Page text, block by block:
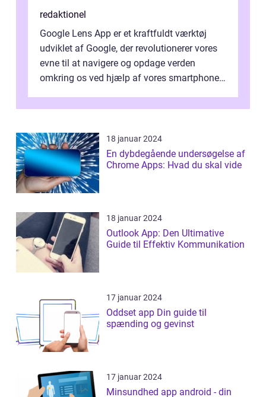
redaktionel
Google Lens App er et kraftfuldt værktøj
udviklet af Google, der revolutionerer vores
evne til at navigere og opdage verden
omkring os ved hjælp af vores smartphones.
18 januar 2024
En dybdegående undersøgelse af
Chrome Apps: Hvad du skal vide
18 januar 2024
Outlook App: Den Ultimative
Guide til Effektiv Kommunikation
17 januar 2024
Oddset app Din guide til
spænding og gevinst
17 januar 2024
Minsundhed app android - din